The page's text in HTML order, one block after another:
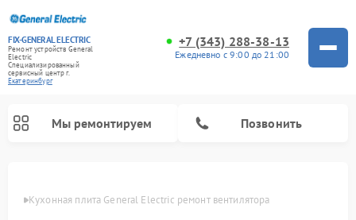
FIX-GENERAL ELECTRIC
Ремонт устройств General
Electric
Специализированный
cервисный центр г.
Екатеринбург
+7 (343) 288-38-13
Ежедневно с 9:00 до 21:00
Мы ремонтируем Позвонить
Кухонная плита General Electric ремонт вентилятора